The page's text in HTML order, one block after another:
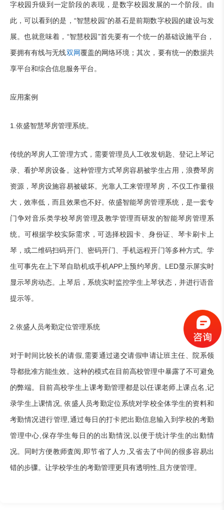
字校园升级到一定阶段的表现，是数字校园发展的一个阶段。由
此，可以看到的是，“智慧校园”的基石是前期数字校园的建设与发
展。也就意味着，“智慧校园”首先要有一个统一的基础设施平台，
要拥有有线与无线双网覆盖的网络环境；其次，要有统一的数据共
享平台和综合信息服务平台。
应用案例
1.依盛智慧琴房管理系统。
传统的琴房人工管理方式，需要管理员人工收发钥匙、登记上琴记
录、看护琴房设备。这种管理方式琴房容易被学生占用，浪费琴房
资源，琴房设施容易被破坏。光靠人工来管理琴房，不仅工作量很
大，效率低，而且效果也不好。依盛智能琴房管理系统，是一套专
门争对音乐类学校琴房管理及教学管理而研发的智能琴房管理系
统。可根据学校实际需求，可选择校园卡、身份证、琴卡刷卡上
琴，或二维码扫码开门、密码开门、手机远程开门等多种方式。学
生可事先在上下琴自助机或手机APP上预约琴房。LED显示屏实时
显示琴房动态。上琴后，系统实时监控学生上琴状态，并进行语音
提示等。
2.依盛人员考勤定位管理系统
对于时间比较长的请假,需要通过递交请假申请让班主任、院系领
导都批准方能生效。这种的模式在目前高校管理中暴露了不可避免
的弊端。目前高校学生上课考勤管理都是以任课老师上课点名,记
录学生上课情况, 依盛人员考勤定位系统对学校全体学生的资料和
考勤情况进行管理,通过每日的打卡把出勤信息输入到学校的考勤
管理中心,保存学生每日的的出勤情況,以便于统计学生的出動情
况。同时方便教师査阅,即节省了人カ,又省去了中间的很多容易出
错的步骤。让学校学生的考勤管理更貝有透明性,且方便管理。